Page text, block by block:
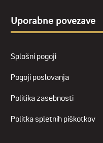
Uporabne povezave
Splošni pogoji
Pogoji poslovanja
Politika zasebnosti
Politka spletnih piškotkov